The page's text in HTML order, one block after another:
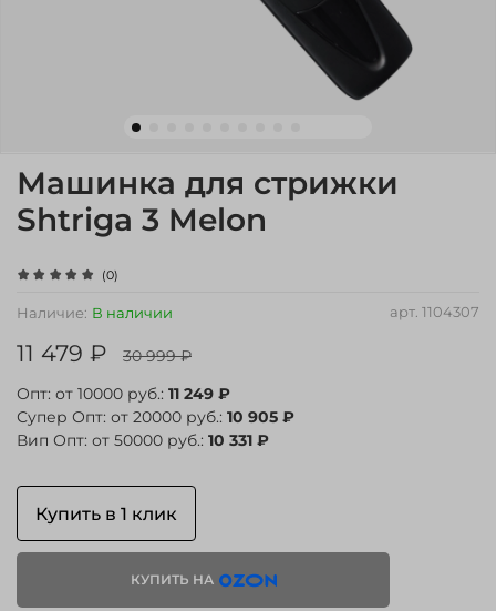
(0)
арт. 1104307
Наличие: В наличии
Машинка для стрижки
Shtriga 3 Melon
11 479 ₽
30 999 ₽
Опт: от 10000 руб.: 11 249 ₽
Супер Опт: от 20000 руб.: 10 905 ₽
Вип Опт: от 50000 руб.: 10 331 ₽
Купить в 1 клик
КУПИТЬ НА